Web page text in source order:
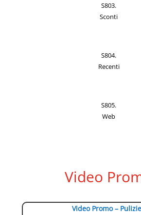
S803.
Sconti
S804.
Recenti
S805.
Web
Video
Video Promo –